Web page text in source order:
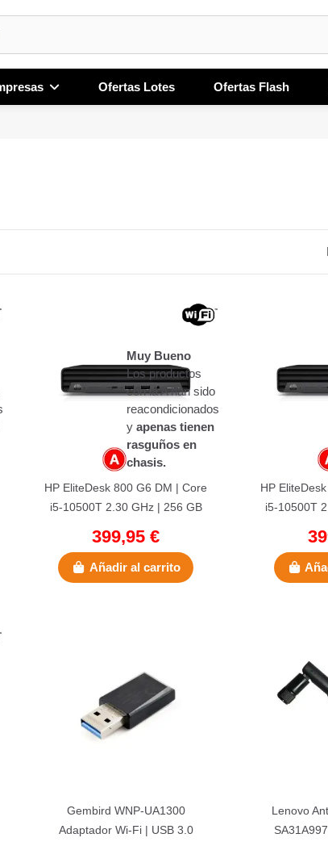
Ofertas Lotes Ofertas Flash
Muy Bueno
Los productos
con la A han sido
reacondicionados
y apenas tienen
rasguños en
chasis.
HP EliteDesk 800 G6 DM | Core
i5-10500T 2.30 GHz | 256 GB
399,95 €
Añadir al carrito
HP
i5-10500T
Gembird WNP-UA1300
Adaptador Wi-Fi | USB 3.0
Lenovo